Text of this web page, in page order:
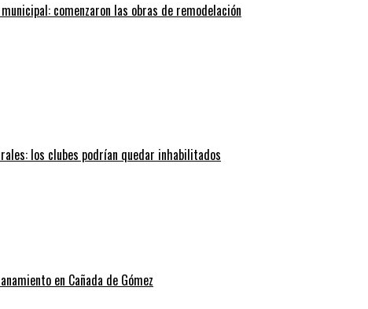
comenzaron las obras de remodelación
los clubes podrían quedar inhabilitados
en Cañada de Gómez